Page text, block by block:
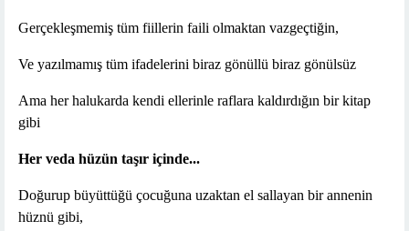
Gerçekleşmemiş tüm fiillerin faili olmaktan vazgeçtiğin,
Ve yazılmamış tüm ifadelerini biraz gönüllü biraz gönülsüz
Ama her halukarda kendi ellerinle raflara kaldırdığın bir kitap
gibi
Her veda hüzün taşır içinde...
Doğurup büyüttüğü çocuğuna uzaktan el sallayan bir annenin
hüznü gibi,